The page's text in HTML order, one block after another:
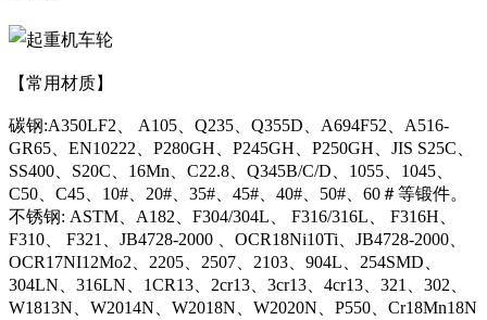
【常用材质】
碳钢:A350LF2、 A105、Q235、Q355D、A694F52、A516-
GR65、EN10222、P280GH、P245GH、P250GH、JIS S25C、
SS400、S20C、16Mn、C22.8、Q345B/C/D、1055、1045、
C50、C45、10#、20#、35#、45#、40#、50#、60＃等锻件。
不锈钢: ASTM、A182、F304/304L、 F316/316L、 F316H、
F310、 F321、JB4728-2000 、OCR18Ni10Ti、JB4728-2000、
OCR17NI12Mo2、2205、2507、2103、904L、254SMD、
304LN、316LN、1CR13、2cr13、3cr13、4cr13、321、302、
W1813N、W2014N、W2018N、W2020N、P550、Cr18Mn18N